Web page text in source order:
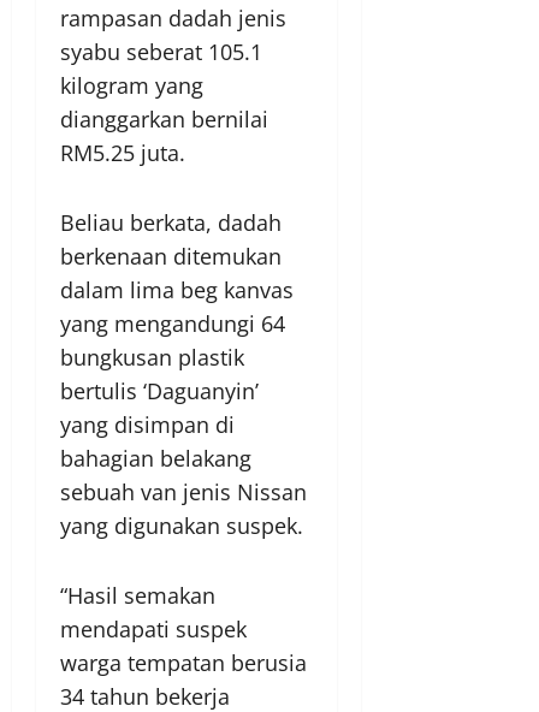
rampasan dadah jenis
syabu seberat 105.1
kilogram yang
dianggarkan bernilai
RM5.25 juta.
Beliau berkata, dadah
berkenaan ditemukan
dalam lima beg kanvas
yang mengandungi 64
bungkusan plastik
bertulis ‘Daguanyin’
yang disimpan di
bahagian belakang
sebuah van jenis Nissan
yang digunakan suspek.
“Hasil semakan
mendapati suspek
warga tempatan berusia
34 tahun bekerja